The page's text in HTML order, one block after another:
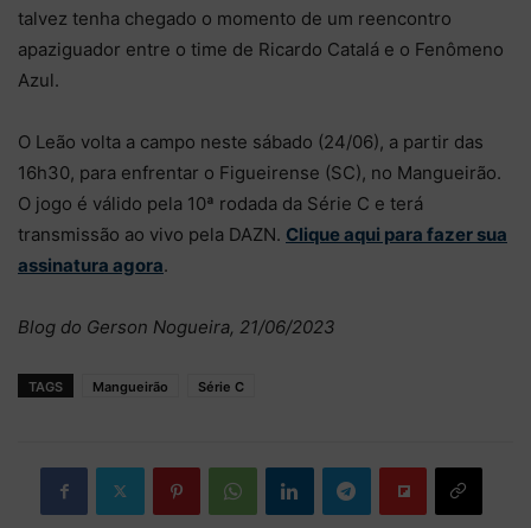
talvez tenha chegado o momento de um reencontro
apaziguador entre o time de Ricardo Catalá e o Fenômeno
Azul.
O Leão volta a campo neste sábado (24/06), a partir das
16h30, para enfrentar o Figueirense (SC), no Mangueirão.
O jogo é válido pela 10ª rodada da Série C e terá
transmissão ao vivo pela DAZN. Clique aqui para fazer sua
assinatura agora.
Blog do Gerson Nogueira, 21/06/2023
TAGS Mangueirão Série C